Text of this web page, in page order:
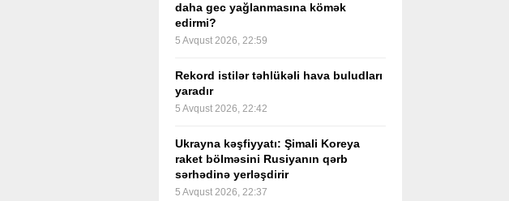
daha gec yağlanmasına kömək
edirmi?
5 Avqust 2026, 22:59
Rekord istilər təhlükəli hava buludları
yaradır
5 Avqust 2026, 22:42
Ukrayna kəşfiyyatı: Şimali Koreya
raket bölməsini Rusiyanın qərb
sərhədinə yerləşdirir
5 Avqust 2026, 22:37